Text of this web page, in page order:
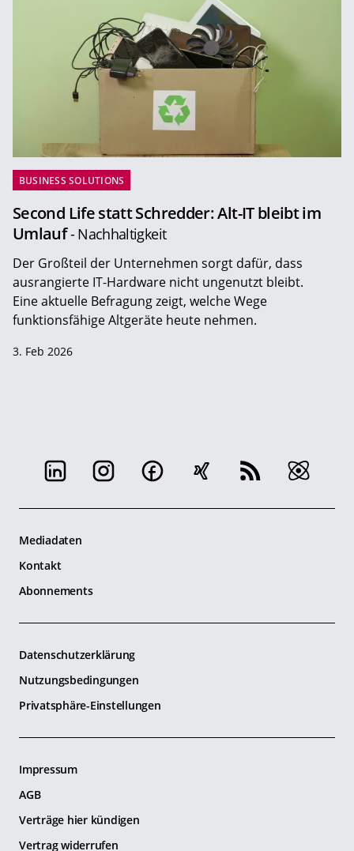
BUSINESS SOLUTIONS
Second Life statt Schredder: Alt-IT bleibt im
Umlauf- Nachhaltigkeit
Der Großteil der Unternehmen sorgt dafür, dass
ausrangierte IT-Hardware nicht ungenutzt bleibt.
Eine aktuelle Befragung zeigt, welche Wege
funktionsfähige Altgeräte heute nehmen.
3. Feb 2026
Mediadaten
Kontakt
Abonnements
Datenschutzerklärung
Nutzungsbedingungen
Privatsphäre-Einstellungen
Impressum
AGB
Verträge hier kündigen
Vertrag widerrufen